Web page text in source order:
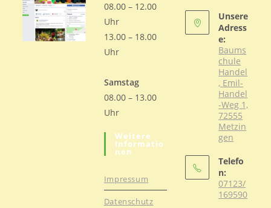
08.00 – 12.00
Uhr
13.00 – 18.00
Uhr
Samstag
08.00 – 13.00
Uhr
Weitere
Informatio
Nen
Impressum
Datenschutz
Unsere
Adress
e:
Baums
chule
Handel
, Emil-
Handel
-Weg 1,
72555
Metzin
gen
Telefo
n:
07123/
169590